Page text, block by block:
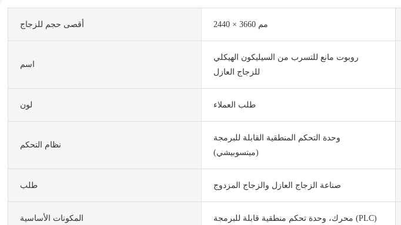
أقصى حجم للزجاج 2440 × 3660 مم
اسم
روبوت مانع للتسرب من السيليكون الهيكلي
للزجاج العازل
لون طلب العملاء
نظام التحكم
وحدة التحكم المنطقية القابلة للبرمجة
(ميتسوبيشي)
طلب صناعة الزجاج العازل والزجاج المزدوج
المكونات الأساسية محرك، وحدة تحكم منطقية قابلة للبرمجة (PLC)